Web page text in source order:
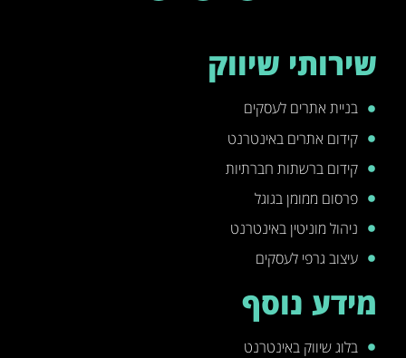
שירותי שיווק
בניית אתרים לעסקים
קידום אתרים באינטרנט
קידום ברשתות חברתיות
פרסום ממומן בגוגל
ניהול מוניטין באינטרנט
עיצוב גרפי לעסקים
מידע נוסף
בלוג שיווק באינטרנט